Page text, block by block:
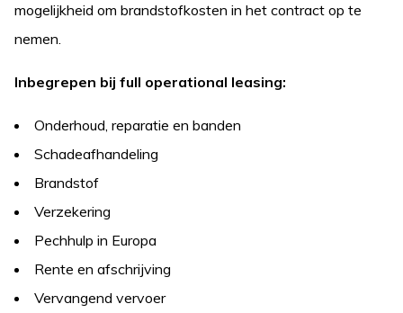
mogelijkheid om brandstofkosten in het contract op te
nemen.
Inbegrepen bij full operational leasing:
Onderhoud, reparatie en banden
Schadeafhandeling
Brandstof
Verzekering
Pechhulp in Europa
Rente en afschrijving
Vervangend vervoer